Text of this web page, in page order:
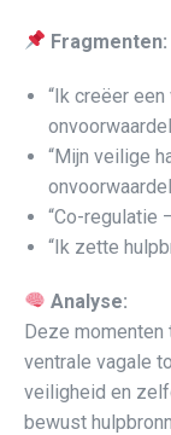
Fragmenten:
“Ik creëer
“Mijn veilige
“Co-regulatie
“Ik zette
Analyse:
Deze momenten
ventrale vagale
veiligheid en
bewust